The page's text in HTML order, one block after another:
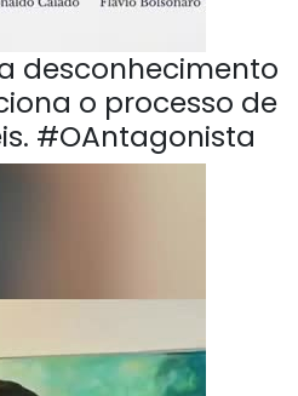
desconhecimento
o processo de
#OAntagonista